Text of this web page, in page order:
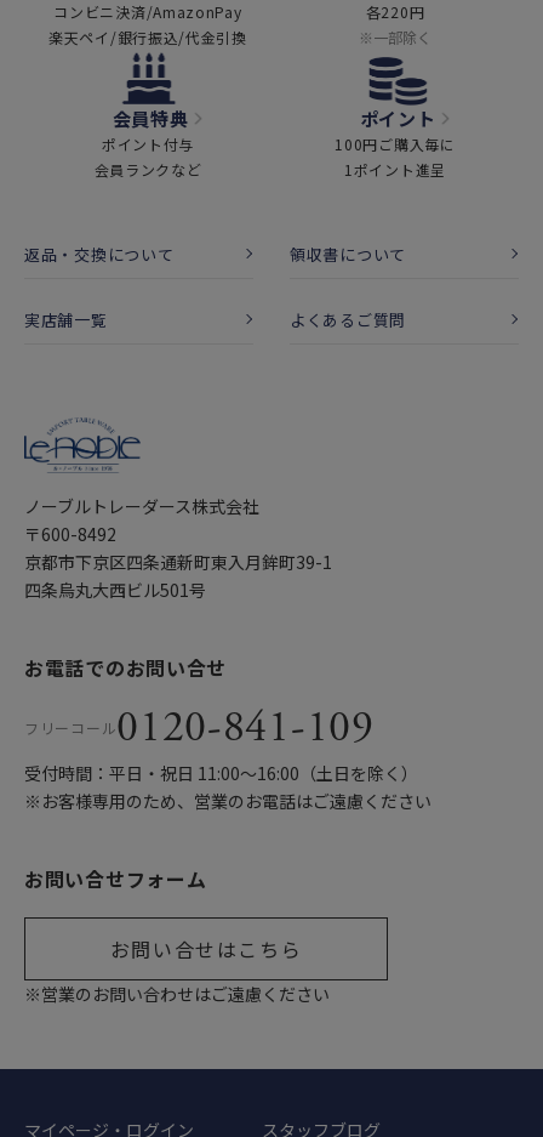
コンビニ決済/AmazonPay
楽天ペイ/銀行振込/代金引換
各220円
※一部除く
会員特典
ポイント付与
会員ランクなど
ポイント
100円ご購入毎に
1ポイント進呈
返品・交換について 領収書について
実店舗一覧 よくあるご質問
ノーブルトレーダース株式会社
〒600-8492
京都市下京区四条通新町東入月鉾町39-1
四条烏丸大西ビル501号
お電話でのお問い合せ
フリーコール0120-841-109
受付時間：平日・祝日 11:00〜16:00（土日を除く）
※お客様専用のため、営業のお電話はご遠慮ください
お問い合せフォーム
お問い合せはこちら
※営業のお問い合わせはご遠慮ください
マイページ・ログイン スタッフブログ